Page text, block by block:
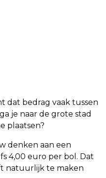
dat bedrag vaak tussen
je naar de grote stad
plaatsen?
denken aan een
4,00 euro per bol. Dat
natuurlijk te maken